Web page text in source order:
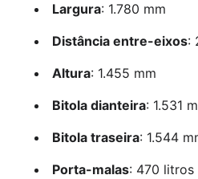
Largura: 1.780 mm
Distância entre-eixos:
Altura: 1.455 mm
Bitola dianteira: 1.531
Bitola traseira: 1.544
Porta-malas: 470 litros